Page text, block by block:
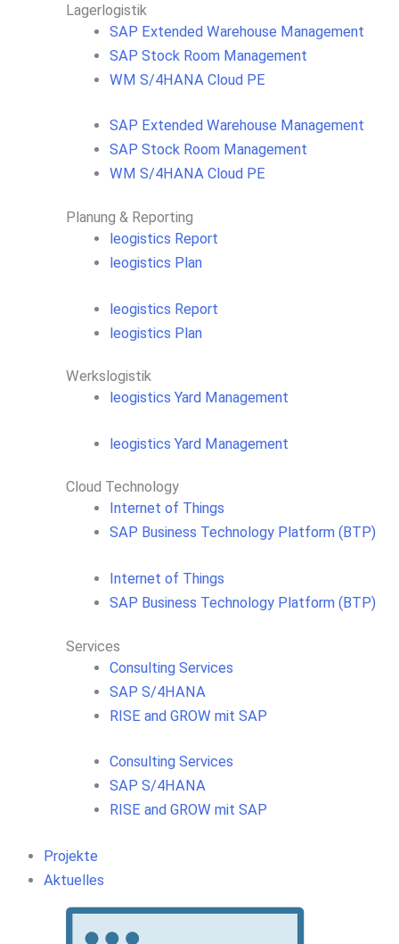
Lagerlogistik
SAP Extended Warehouse Management
SAP Stock Room Management
WM S/4HANA Cloud PE
SAP Extended Warehouse Management
SAP Stock Room Management
WM S/4HANA Cloud PE
Planung & Reporting
leogistics Report
leogistics Plan
leogistics Report
leogistics Plan
Werkslogistik
leogistics Yard Management
leogistics Yard Management
Cloud Technology
Internet of Things
SAP Business Technology Platform (BTP)
Internet of Things
SAP Business Technology Platform (BTP)
Services
Consulting Services
SAP S/4HANA
RISE and GROW mit SAP
Consulting Services
SAP S/4HANA
RISE and GROW mit SAP
Projekte
Aktuelles